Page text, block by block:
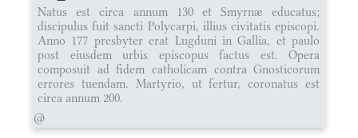
Natus est circa annum 130 et Smyrnæ educatus;
discipulus fuit sancti Polycarpi, illius civitatis episcopi.
Anno 177 presbyter erat Lugduni in Gallia, et paulo
post eiusdem urbis episcopus factus est. Opera
composuit ad fidem catholicam contra Gnosticorum
errores tuendam. Martyrio, ut fertur, coronatus est
circa annum 200.
@